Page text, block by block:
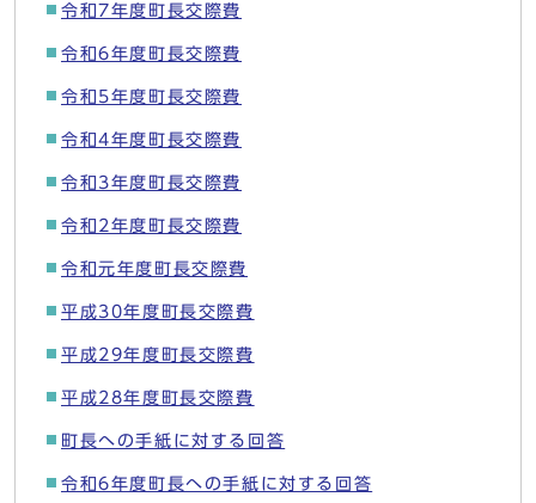
令和7年度町長交際費
令和6年度町長交際費
令和5年度町長交際費
令和4年度町長交際費
令和3年度町長交際費
令和2年度町長交際費
令和元年度町長交際費
平成30年度町長交際費
平成29年度町長交際費
平成28年度町長交際費
町長への手紙に対する回答
令和6年度町長への手紙に対する回答